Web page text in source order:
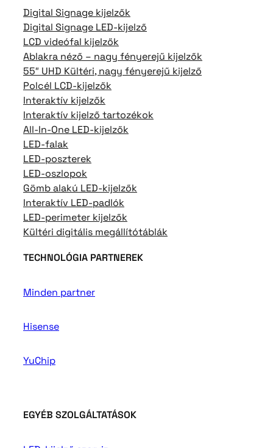
Digital Signage kijelzők
Digital Signage LED-kijelző
LCD videófal kijelzők
Ablakra néző – nagy fényerejű kijelzők
55″ UHD Kültéri, nagy fényerejű kijelző
Polcél LCD-kijelzők
Interaktív kijelzők
Interaktív kijelző tartozékok
All-In-One LED-kijelzők
LED-falak
LED-poszterek
LED-oszlopok
Gömb alakú LED-kijelzők
Interaktív LED-padlók
LED-perimeter kijelzők
Kültéri digitális megállítótáblák
TECHNOLÓGIA PARTNEREK
Minden partner
Hisense
YuChip
EGYÉB SZOLGÁLTATÁSOK